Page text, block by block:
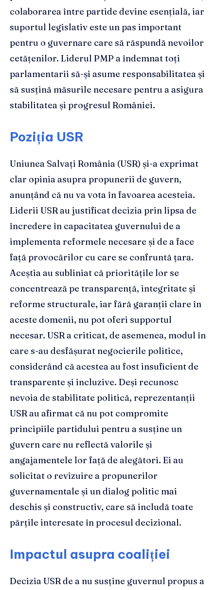
colaborarea între partide devine esențială, iar
suportul legislativ este un pas important
pentru o guvernare care să răspundă nevoilor
cetățenilor. Liderul PMP a îndemnat toți
parlamentarii să-și asume responsabilitatea și
să susțină măsurile necesare pentru a asigura
stabilitatea și progresul României.
Poziția USR
Uniunea Salvați România (USR) și-a exprimat
clar opinia asupra propunerii de guvern,
anunțând că nu va vota în favoarea acesteia.
Liderii USR au justificat decizia prin lipsa de
încredere în capacitatea guvernului de a
implementa reformele necesare și de a face
față provocărilor cu care se confruntă țara.
Aceștia au subliniat că prioritățile lor se
concentrează pe transparență, integritate și
reforme structurale, iar fără garanții clare în
aceste domenii, nu pot oferi supportul
necesar. USR a criticat, de asemenea, modul în
care s-au desfășurat negocierile politice,
considerând că acestea au fost insuficient de
transparente și incluzive. Deși recunosc
nevoia de stabilitate politică, reprezentanții
USR au afirmat că nu pot compromite
principiile partidului pentru a susține un
guvern care nu reflectă valorile și
angajamentele lor față de alegători. Ei au
solicitat o revizuire a propunerilor
guvernamentale și un dialog politic mai
deschis și constructiv, care să includă toate
părțile interesate în procesul decizional.
Impactul asupra coaliției
Decizia USR de a nu susține guvernul propus a